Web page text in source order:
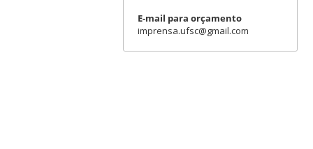
E-mail para orçamento
imprensa.ufsc@gmail.com